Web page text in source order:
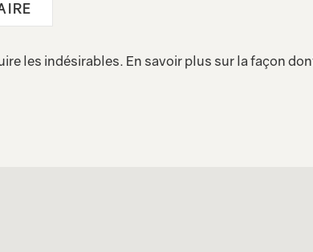
les indésirables. En savoir plus sur la façon